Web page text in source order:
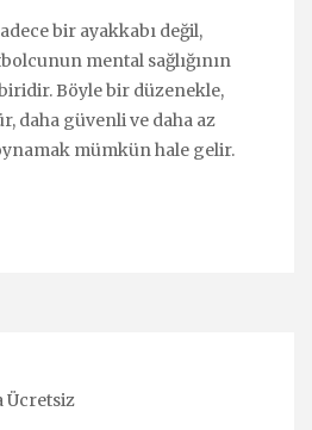
bir ayakkabı değil,
mental sağlığının
Böyle bir düzenekle,
daha güvenli ve daha az
mümkün hale gelir.
Ücretsiz